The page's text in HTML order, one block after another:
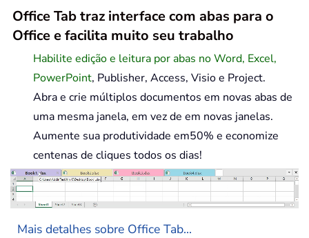
Office Tab traz interface com abas para o
Office e facilita muito seu trabalho
Habilite edição e leitura por abas no Word, Excel,
PowerPoint, Publisher, Access, Visio e Project.
Abra e crie múltiplos documentos em novas abas de
uma mesma janela, em vez de em novas janelas.
Aumente sua produtividade em50% e economize
centenas de cliques todos os dias!
Mais detalhes sobre Office Tab...